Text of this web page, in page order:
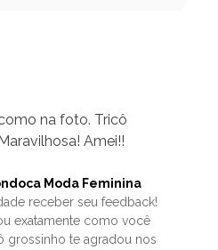
na foto. Tricô
Amei!!
Moda Feminina
receber seu feedback!
exatamente como você
grossinho te agradou nos